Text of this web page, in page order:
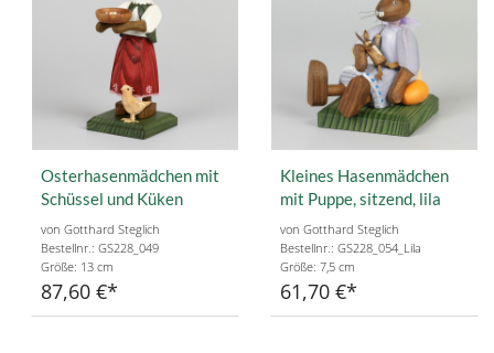
Osterhasenmädchen mit
Schüssel und Küken
von Gotthard Steglich
Bestellnr.: GS228_049
Größe: 13 cm
87,60 €
Kleines Hasenmädchen
mit Puppe, sitzend, lila
von Gotthard Steglich
Bestellnr.: GS228_054_Lila
Größe: 7,5 cm
61,70 €